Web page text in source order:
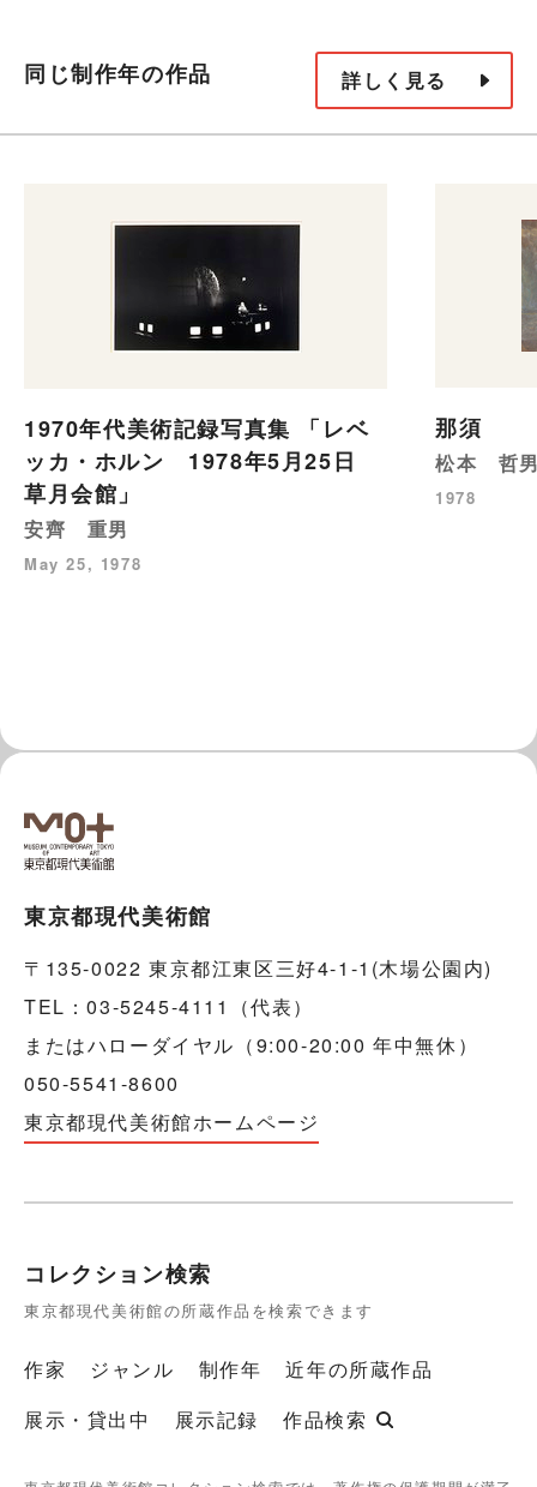
同じ制作年の作品 詳しく見る
1970年代美術記録写真集 「レベ
ッカ・ホルン 1978年5月25日
草月会館」
安齊 重男
May 25, 1978
那須
松本 哲
1978
東京都現代美術館
〒135-0022 東京都江東区三好4-1-1(木場公園内)
TEL：03-5245-4111（代表）
またはハローダイヤル（9:00-20:00 年中無休）
050-5541-8600
東京都現代美術館ホームページ
コレクション検索
東京都現代美術館の所蔵作品を検索できます
作家 ジャンル 制作年
近年の所蔵作品
展示・貸出中
展示記録 作品検索